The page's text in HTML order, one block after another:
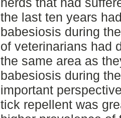
the last ten years
babesiosis during
of veterinarians had
the same area as
babesiosis during
important
tick repellent was